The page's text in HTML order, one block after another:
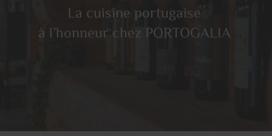
La cuisine portugaise
à l’honneur chez PORTOGALIA